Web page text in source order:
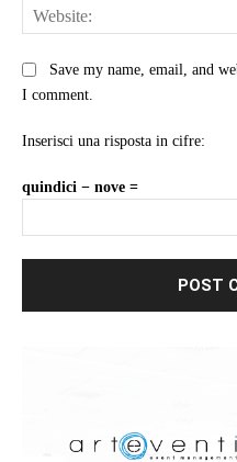
Save my name, email, and
I comment.
Inserisci una risposta in cifre:
quindici − nove =